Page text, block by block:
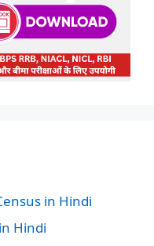
in Hindi
in Hindi